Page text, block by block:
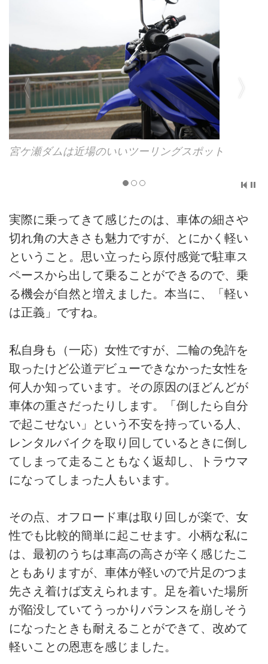
宮ケ瀬ダムは近場のいいツーリングスポット
実際に乗ってきて感じたのは、車体の細さや
切れ角の大きさも魅力ですが、とにかく軽い
ということ。思い立ったら原付感覚で駐車ス
ペースから出して乗ることができるので、乗
る機会が自然と増えました。本当に、「軽い
は正義」ですね。
私自身も（一応）女性ですが、二輪の免許を
取ったけど公道デビューできなかった女性を
何人か知っています。その原因のほどんどが
車体の重さだったりします。「倒したら自分
で起こせない」という不安を持っている人、
レンタルバイクを取り回しているときに倒し
てしまって走ることもなく返却し、トラウマ
になってしまった人もいます。
その点、オフロード車は取り回しが楽で、女
性でも比較的簡単に起こせます。小柄な私に
は、最初のうちは車高の高さが辛く感じたこ
ともありますが、車体が軽いので片足のつま
先さえ着けば支えられます。足を着いた場所
が陥没していてうっかりバランスを崩しそう
になったときも耐えることができて、改めて
軽いことの恩恵を感じました。